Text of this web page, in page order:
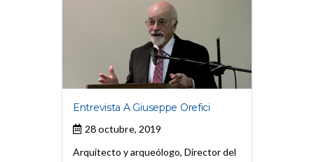
Entrevista A Giuseppe Orefici
28 octubre, 2019
Arquitecto y arqueólogo, Director del